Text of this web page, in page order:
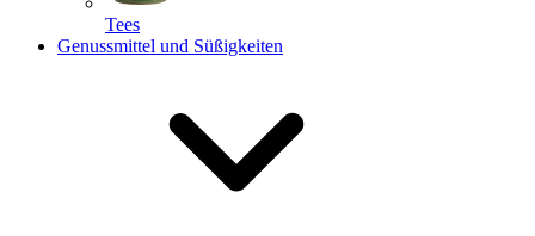
Tees
Genussmittel und Süßigkeiten